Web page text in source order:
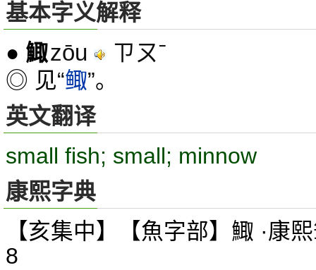
基本字义解释
● 鯫zōu ㄗㄡˉ
◎ 见“鲰”。
英文翻译
small fish; small; minnow
康熙字典
【亥集中】【魚字部】鯫 ·康
8